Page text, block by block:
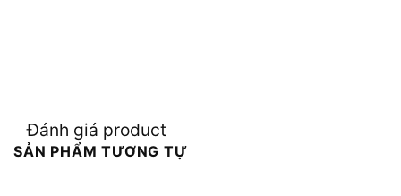
Đánh giá product
SẢN PHẨM TƯƠNG TỰ